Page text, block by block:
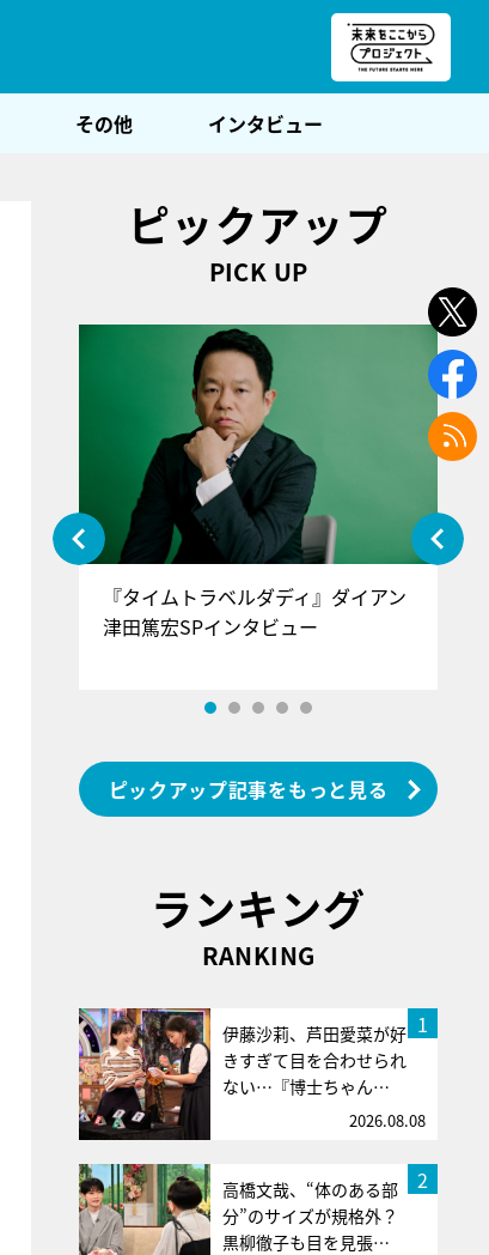
その他 インタビュー
ピックアップ
PICK UP
『タイムトラベルダディ』ダイアン
津田篤宏SPインタビュー
ピックアップ記事をもっと見る
ランキング
RANKING
1
伊藤沙莉、芦田愛菜が好
きすぎて目を合わせられ
ない…『博士ちゃん…
2026.08.08
2
高橋文哉、“体のある部
分”のサイズが規格外？
黒柳徹子も目を見張…